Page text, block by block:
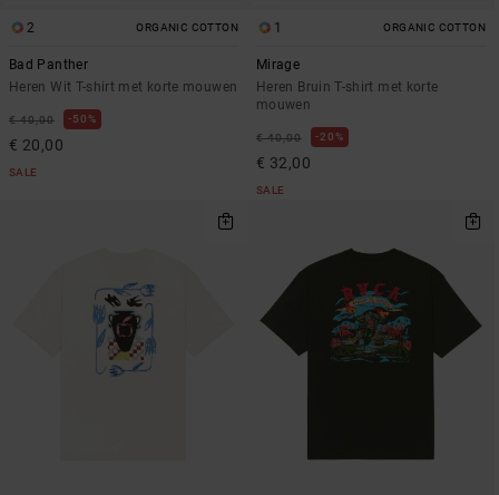
2 ORGANIC COTTON
Bad Panther
Heren Wit T-shirt met korte mouwen
€ 40,00 50%
€ 20,00
SALE
1 ORGANIC COTTON
Mirage
Heren Bruin T-shirt met korte
mouwen
€ 40,00 20%
€ 32,00
SALE